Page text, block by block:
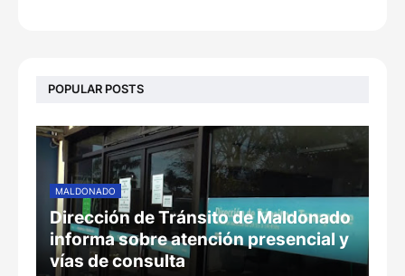
POPULAR POSTS
MALDONADO
Dirección de Tránsito de Maldonado
informa sobre atención presencial y
vías de consulta